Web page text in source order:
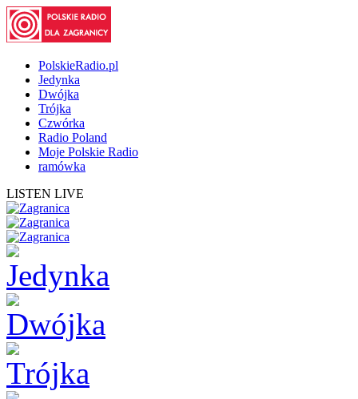
PolskieRadio.pl
Jedynka
Dwójka
Trójka
Czwórka
Radio Poland
Moje Polskie Radio
ramówka
LISTEN LIVE